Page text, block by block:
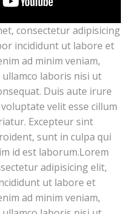
consectetur adipisicing
incididunt ut labore et
ad minim veniam,
laboris nisi ut
Duis aute irure
velit esse cillum
Excepteur sint
sunt in culpa qui
id est laborum.Lorem
adipisicing elit,
ut labore et
ad minim veniam,